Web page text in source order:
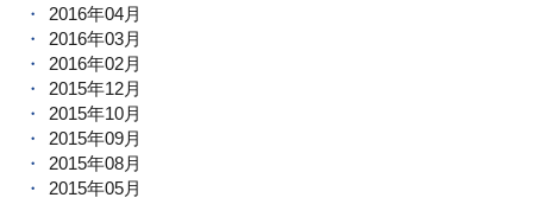
2016年04月
2016年03月
2016年02月
2015年12月
2015年10月
2015年09月
2015年08月
2015年05月